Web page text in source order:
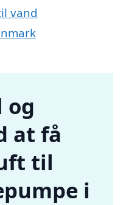
vand
og
at få
til
i